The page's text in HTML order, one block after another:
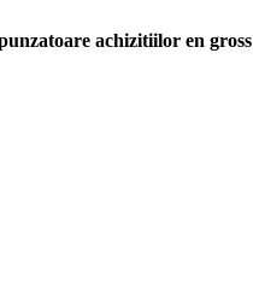
achizitiilor en gross